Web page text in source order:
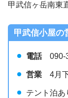
甲武信ヶ岳南東
甲武信小屋の
電話090-
営業 4月
テント泊あ